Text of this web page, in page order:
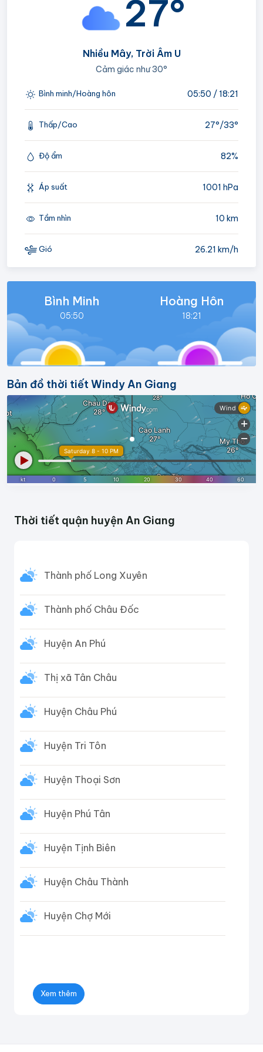
27°
Nhiều Mây, Trời Âm U
Cảm giác như30°
Bình minh/Hoàng hôn 05:50 / 18:21
Thấp/Cao 27°/33°
Độ ẩm 82%
Áp suất 1001 hPa
Tầm nhìn 10 km
Gió 26.21 km/h
Bình Minh
05:50
Hoàng Hôn
18:21
Bản đồ thời tiết Windy An Giang
Thời tiết quận huyện An Giang
Thành phố Long Xuyên
Thành phố Châu Đốc
Huyện An Phú
Thị xã Tân Châu
Huyện Châu Phú
Huyện Tri Tôn
Huyện Thoại Sơn
Huyện Phú Tân
Huyện Tịnh Biên
Huyện Châu Thành
Huyện Chợ Mới
Xem thêm